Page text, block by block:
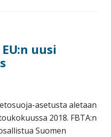
uusi
asetusta aletaan
2018. FBTA:n
Suomen